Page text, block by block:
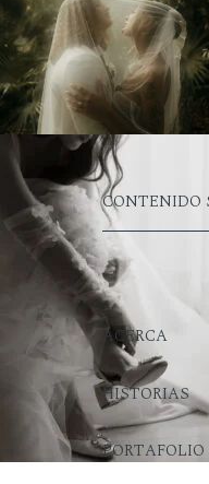
CONTENIDO
ACERCA
HISTORIAS
PORTAFOLIO